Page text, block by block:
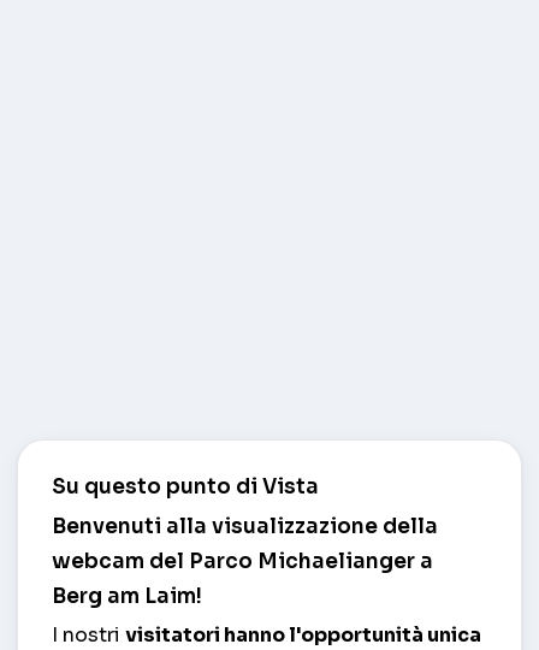
Su questo punto di Vista
Benvenuti alla visualizzazione della
webcam del Parco Michaelianger a
Berg am Laim!
I nostri visitatori hanno l'opportunità unica